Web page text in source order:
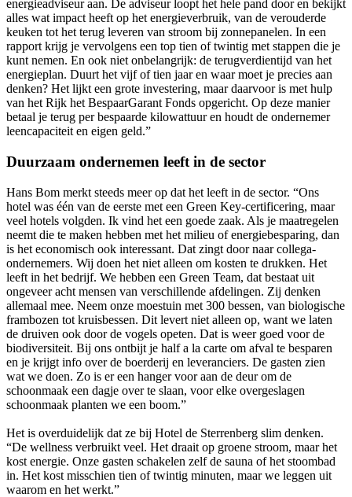
energieadviseur aan. De adviseur loopt het hele pand door en bekijkt
alles wat impact heeft op het energieverbruik, van de verouderde
keuken tot het terug leveren van stroom bij zonnepanelen. In een
rapport krijg je vervolgens een top tien of twintig met stappen die je
kunt nemen. En ook niet onbelangrijk: de terugverdientijd van het
energieplan. Duurt het vijf of tien jaar en waar moet je precies aan
denken? Het lijkt een grote investering, maar daarvoor is met hulp
van het Rijk het BespaarGarant Fonds opgericht. Op deze manier
betaal je terug per bespaarde kilowattuur en houdt de ondernemer
leencapaciteit en eigen geld.”
Duurzaam ondernemen leeft in de sector
Hans Bom merkt steeds meer op dat het leeft in de sector. “Ons
hotel was één van de eerste met een Green Key-certificering, maar
veel hotels volgden. Ik vind het een goede zaak. Als je maatregelen
neemt die te maken hebben met het milieu of energiebesparing, dan
is het economisch ook interessant. Dat zingt door naar collega-
ondernemers. Wij doen het niet alleen om kosten te drukken. Het
leeft in het bedrijf. We hebben een Green Team, dat bestaat uit
ongeveer acht mensen van verschillende afdelingen. Zij denken
allemaal mee. Neem onze moestuin met 300 bessen, van biologische
frambozen tot kruisbessen. Dit levert niet alleen op, want we laten
de druiven ook door de vogels opeten. Dat is weer goed voor de
biodiversiteit. Bij ons ontbijt je half a la carte om afval te besparen
en je krijgt info over de boerderij en leveranciers. De gasten zien
wat we doen. Zo is er een hanger voor aan de deur om de
schoonmaak een dagje over te slaan, voor elke overgeslagen
schoonmaak planten we een boom.”
Het is overduidelijk dat ze bij Hotel de Sterrenberg slim denken.
“De wellness verbruikt veel. Het draait op groene stroom, maar het
kost energie. Onze gasten schakelen zelf de sauna of het stoombad
in. Het kost misschien tien of twintig minuten, maar we leggen uit
waarom en het werkt.”